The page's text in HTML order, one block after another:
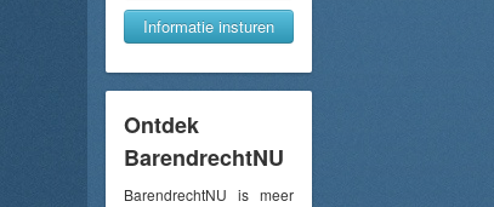
Informatie insturen
Ontdek
BarendrechtNU
BarendrechtNU is meer